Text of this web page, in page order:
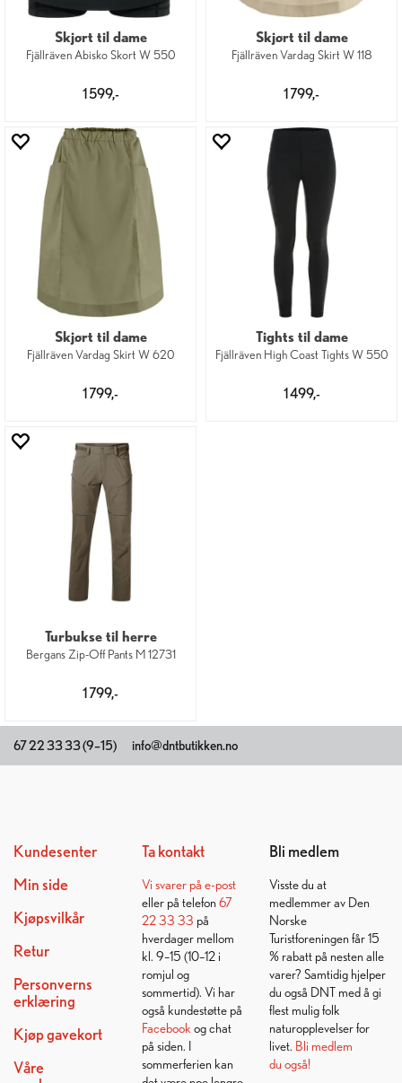
Skjørt til dame
Fjällräven Abisko Skort W 550
1 599,-
Skjørt til dame
Fjällräven Vardag Skirt W 118
1 799,-
Skjørt til dame
Fjällräven Vardag Skirt W 620
1 799,-
Tights til dame
Fjällräven High Coast Tights W 550
1 499,-
Turbukse til herre
Bergans Zip-Off Pants M 12731
1 799,-
67 22 33 33 (9–15) info@dntbutikken.no
Kundesenter
Min side
Kjøpsvilkår
Retur
Personverns
erklæring
Kjøp gavekort
Våre
Ta kontakt
Vi svarer på e-post
eller på telefon 67
22 33 33 på
hverdager mellom
kl. 9–15 (10–12 i
romjul og
sommertid). Vi har
også kundestøtte på
Facebook og chat
på siden. I
sommerferien kan
Bli medlem
Visste du at
medlemmer av Den
Norske
Turistforeningen får 15
% rabatt på nesten alle
varer? Samtidig hjelper
du også DNT med å gi
flest mulig folk
naturopplevelser for
livet. Bli medlem
du også!